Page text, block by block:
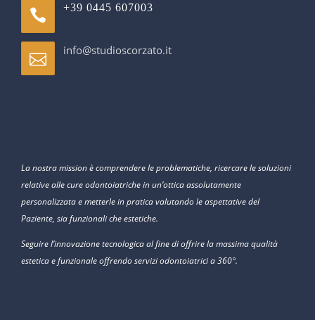
+39 0445 607003
info@studioscorzato.it
La nostra mission è comprendere le problematiche, ricercare le soluzioni
relative alle cure odontoiatriche in un’ottica assolutamente
personalizzata e metterle in pratica valutando le aspettative del
Paziente, sia funzionali che estetiche.
Seguire l’innovazione tecnologica al fine di offrire la massima qualità
estetica e funzionale offrendo servizi odontoiatrici a 360°.